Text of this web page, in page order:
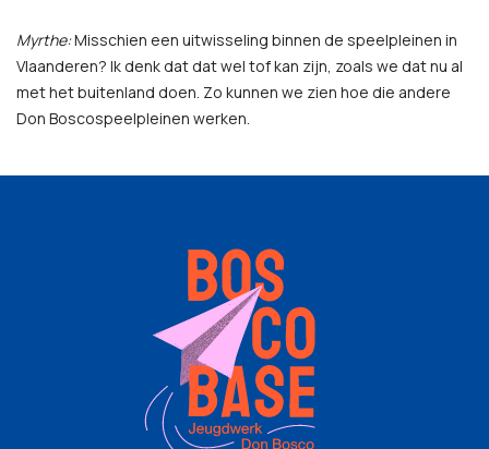
Myrthe:Misschien een uitwisseling binnen de speelpleinen in
Vlaanderen? Ik denk dat dat wel tof kan zijn, zoals we dat nu al
met het buitenland doen. Zo kunnen we zien hoe die andere
Don Boscospeelpleinen werken.